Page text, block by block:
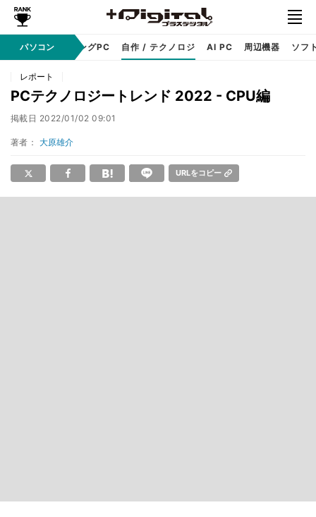
パソコン
PC本体 ゲーミングPC 自作 / テクノロジ AI PC 周辺機器 ソフ
レポート
PCテクノロジートレンド 2022 - CPU編
掲載日 2022/01/02 09:01
著者： 大原雄介
URLをコピー